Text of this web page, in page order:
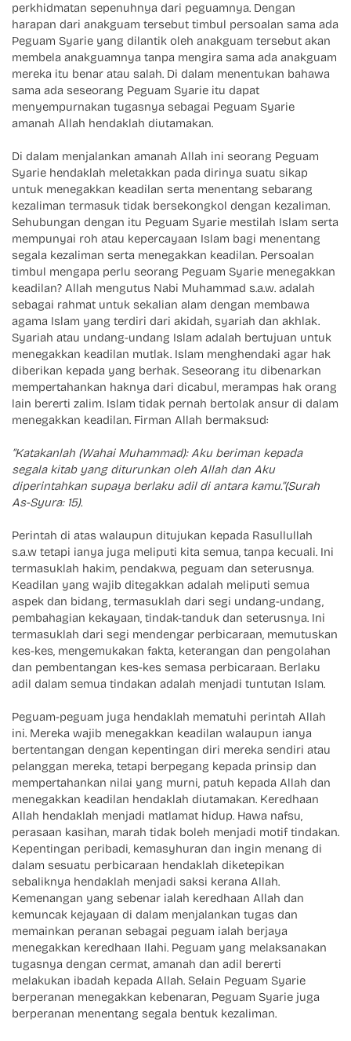
perkhidmatan sepenuhnya dari peguamnya. Dengan
harapan dari anakguam tersebut timbul persoalan sama ada
Peguam Syarie yang dilantik oleh anakguam tersebut akan
membela anakguamnya tanpa mengira sama ada anakguam
mereka itu benar atau salah. Di dalam menentukan bahawa
sama ada seseorang Peguam Syarie itu dapat
menyempurnakan tugasnya sebagai Peguam Syarie
amanah Allah hendaklah diutamakan.
Di dalam menjalankan amanah Allah ini seorang Peguam
Syarie hendaklah meletakkan pada dirinya suatu sikap
untuk menegakkan keadilan serta menentang sebarang
kezaliman termasuk tidak bersekongkol dengan kezaliman.
Sehubungan dengan itu Peguam Syarie mestilah Islam serta
mempunyai roh atau kepercayaan Islam bagi menentang
segala kezaliman serta menegakkan keadilan. Persoalan
timbul mengapa perlu seorang Peguam Syarie menegakkan
keadilan? Allah mengutus Nabi Muhammad s.a.w. adalah
sebagai rahmat untuk sekalian alam dengan membawa
agama Islam yang terdiri dari akidah, syariah dan akhlak.
Syariah atau undang-undang Islam adalah bertujuan untuk
menegakkan keadilan mutlak. Islam menghendaki agar hak
diberikan kepada yang berhak. Seseorang itu dibenarkan
mempertahankan haknya dari dicabul, merampas hak orang
lain bererti zalim. Islam tidak pernah bertolak ansur di dalam
menegakkan keadilan. Firman Allah bermaksud:
“Katakanlah (Wahai Muhammad): Aku beriman kepada
segala kitab yang diturunkan oleh Allah dan Aku
diperintahkan supaya berlaku adil di antara kamu.”(Surah
As-Syura: 15).
Perintah di atas walaupun ditujukan kepada Rasullullah
s.a.w tetapi ianya juga meliputi kita semua, tanpa kecuali. Ini
termasuklah hakim, pendakwa, peguam dan seterusnya.
Keadilan yang wajib ditegakkan adalah meliputi semua
aspek dan bidang, termasuklah dari segi undang-undang,
pembahagian kekayaan, tindak-tanduk dan seterusnya. Ini
termasuklah dari segi mendengar perbicaraan, memutuskan
kes-kes, mengemukakan fakta, keterangan dan pengolahan
dan pembentangan kes-kes semasa perbicaraan. Berlaku
adil dalam semua tindakan adalah menjadi tuntutan Islam.
Peguam-peguam juga hendaklah mematuhi perintah Allah
ini. Mereka wajib menegakkan keadilan walaupun ianya
bertentangan dengan kepentingan diri mereka sendiri atau
pelanggan mereka, tetapi berpegang kepada prinsip dan
mempertahankan nilai yang murni, patuh kepada Allah dan
menegakkan keadilan hendaklah diutamakan. Keredhaan
Allah hendaklah menjadi matlamat hidup. Hawa nafsu,
perasaan kasihan, marah tidak boleh menjadi motif tindakan.
Kepentingan peribadi, kemasyhuran dan ingin menang di
dalam sesuatu perbicaraan hendaklah diketepikan
sebaliknya hendaklah menjadi saksi kerana Allah.
Kemenangan yang sebenar ialah keredhaan Allah dan
kemuncak kejayaan di dalam menjalankan tugas dan
memainkan peranan sebagai peguam ialah berjaya
menegakkan keredhaan Ilahi. Peguam yang melaksanakan
tugasnya dengan cermat, amanah dan adil bererti
melakukan ibadah kepada Allah. Selain Peguam Syarie
berperanan menegakkan kebenaran, Peguam Syarie juga
berperanan menentang segala bentuk kezaliman.